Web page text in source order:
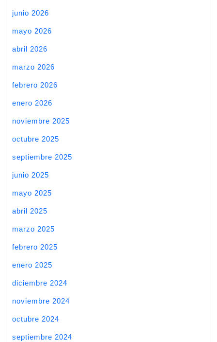
junio 2026
mayo 2026
abril 2026
marzo 2026
febrero 2026
enero 2026
noviembre 2025
octubre 2025
septiembre 2025
junio 2025
mayo 2025
abril 2025
marzo 2025
febrero 2025
enero 2025
diciembre 2024
noviembre 2024
octubre 2024
septiembre 2024